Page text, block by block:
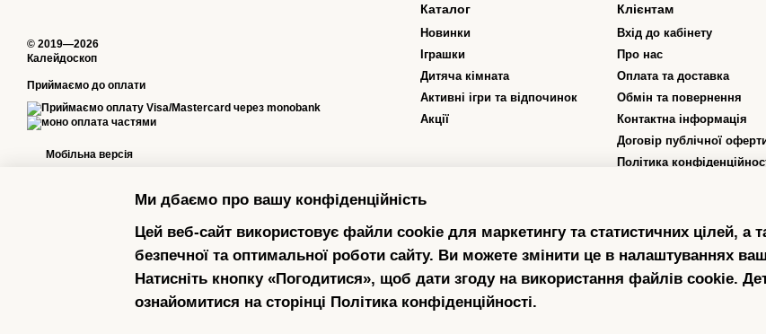
© 2019—2026
Калейдоскоп
Приймаємо до оплати
Мобільна версія
Каталог
Новинки
Іграшки
Дитяча кімната
Активні ігри та відпочинок
Акції
Клієнтам
Вхід до кабінету
Про нас
Оплата та доставка
Обмін та повернення
Контактна інформація
Договір публічної
Політика
Ми дбаємо про вашу конфіденційність
Цей веб-сайт використовує файли cookie для маркетингу та статистичних цілей, а
безпечної та оптимальної роботи сайту. Ви можете змінити це в налаштуваннях
Натисніть кнопку «Погодитися», щоб дати згоду на використання файлів cookie.
ознайомитися на сторінці Політика конфіденційності.